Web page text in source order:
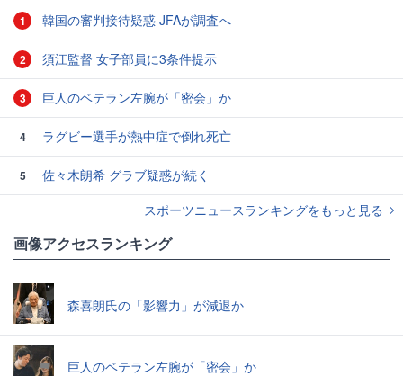
1 韓国の審判接待疑惑 JFAが調査へ
2 須江監督 女子部員に3条件提示
3 巨人のベテラン左腕が「密会」か
4 ラグビー選手が熱中症で倒れ死亡
5
佐々木朗希 グラブ疑惑が続く
スポーツニュースランキングをもっと見る
画像アクセスランキング
森喜朗氏の「影響力」が減退か
巨人のベテラン左腕が「密会」か